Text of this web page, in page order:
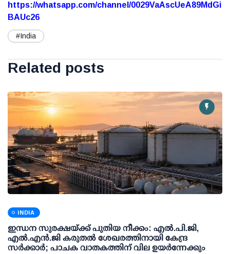
https://whatsapp.com/channel/0029VaAscUeA89MdGi
BAUc26
#India
Related posts
INDIA
ഇന്ധന സുരക്ഷയ്ക്ക് പുതിയ നീക്കം: എല്‍.പി.ജി,
എല്‍.എന്‍.ജി കരുതല്‍ ശേഖരത്തിനായി കേന്ദ്ര
സര്‍ക്കാര്‍; പാചക വാതകത്തിന് വില ഉയര്‍ന്നേക്കും